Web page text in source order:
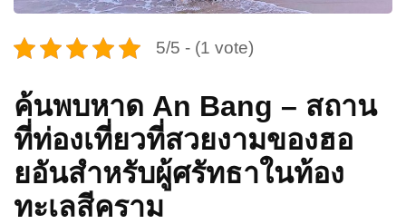
5/5 - (1 vote)
ค้นพบหาด An Bang – สถาน
ที่ท่องเที่ยวที่สวยงามของฮอ
ยอันสำหรับผู้ศรัทธาในท้อง
ทะเลสีคราม